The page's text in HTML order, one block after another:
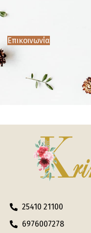
Επικοινωνία
25410 21100
6976007278